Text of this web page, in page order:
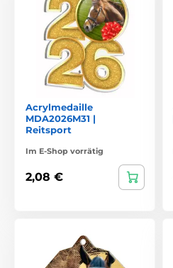
Acrylmedaille
MDA2026M31 |
Reitsport
Im E-Shop vorrätig
2,08 €